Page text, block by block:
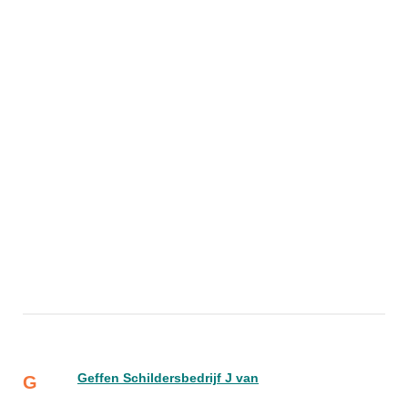
G Geffen Schildersbedrijf J van